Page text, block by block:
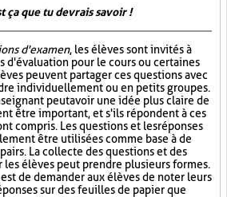
ça que tu devrais savoir !
d'examen, les élèves sont invités à
d'évaluation pour le cours ou certaines
peuvent partager ces questions avec
individuellement ou en petits groupes.
peut avoir une idée plus claire de
être important, et s'ils répondent à ces
compris. Les questions et les réponses
être utilisées comme base à de
La collecte des questions et des
les élèves peut prendre plusieurs formes.
de demander aux élèves de noter leurs
sur des feuilles de papier que